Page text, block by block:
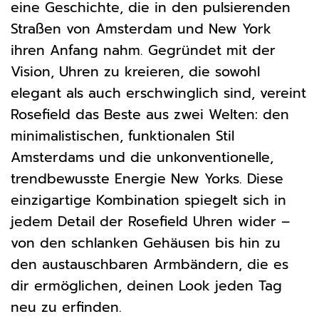
eine Geschichte, die in den pulsierenden
Straßen von Amsterdam und New York
ihren Anfang nahm. Gegründet mit der
Vision, Uhren zu kreieren, die sowohl
elegant als auch erschwinglich sind, vereint
Rosefield das Beste aus zwei Welten: den
minimalistischen, funktionalen Stil
Amsterdams und die unkonventionelle,
trendbewusste Energie New Yorks. Diese
einzigartige Kombination spiegelt sich in
jedem Detail der Rosefield Uhren wider –
von den schlanken Gehäusen bis hin zu
den austauschbaren Armbändern, die es
dir ermöglichen, deinen Look jeden Tag
neu zu erfinden.